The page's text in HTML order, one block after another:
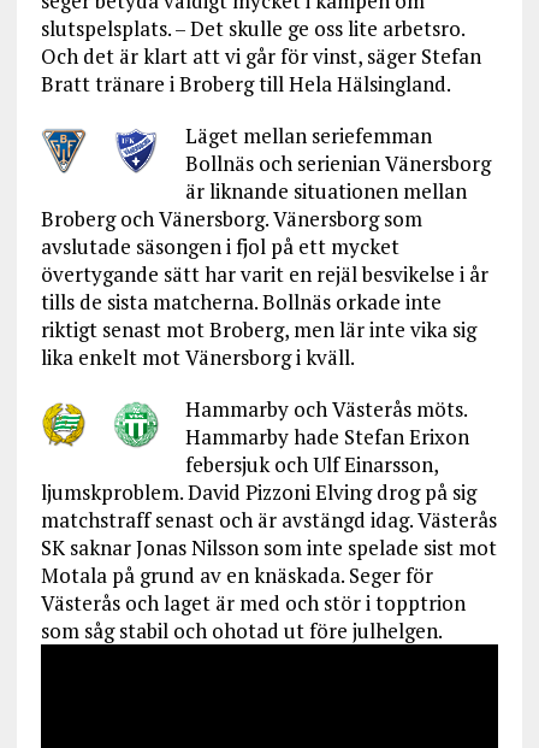
slutspelsplats. – Det skulle ge oss lite arbetsro.
Och det är klart att vi går för vinst, säger Stefan
Bratt tränare i Broberg till Hela Hälsingland.
Läget mellan seriefemman
Bollnäs och serienian Vänersborg
är liknande situationen mellan
Broberg och Vänersborg. Vänersborg som
avslutade säsongen i fjol på ett mycket
övertygande sätt har varit en rejäl besvikelse i år
tills de sista matcherna. Bollnäs orkade inte
riktigt senast mot Broberg, men lär inte vika sig
lika enkelt mot Vänersborg i kväll.
Hammarby och Västerås möts.
Hammarby hade Stefan Erixon
febersjuk och Ulf Einarsson,
ljumskproblem. David Pizzoni Elving drog på sig
matchstraff senast och är avstängd idag. Västerås
SK saknar Jonas Nilsson som inte spelade sist mot
Motala på grund av en knäskada. Seger för
Västerås och laget är med och stör i topptrion
som såg stabil och ohotad ut före julhelgen.